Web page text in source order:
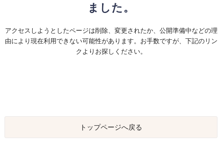
ました。
アクセスしようとしたページは削除、変更されたか、公開準備中などの理
由により現在利用できない可能性があります。お手数ですが、下記のリン
クよりお探しください。
トップページへ戻る